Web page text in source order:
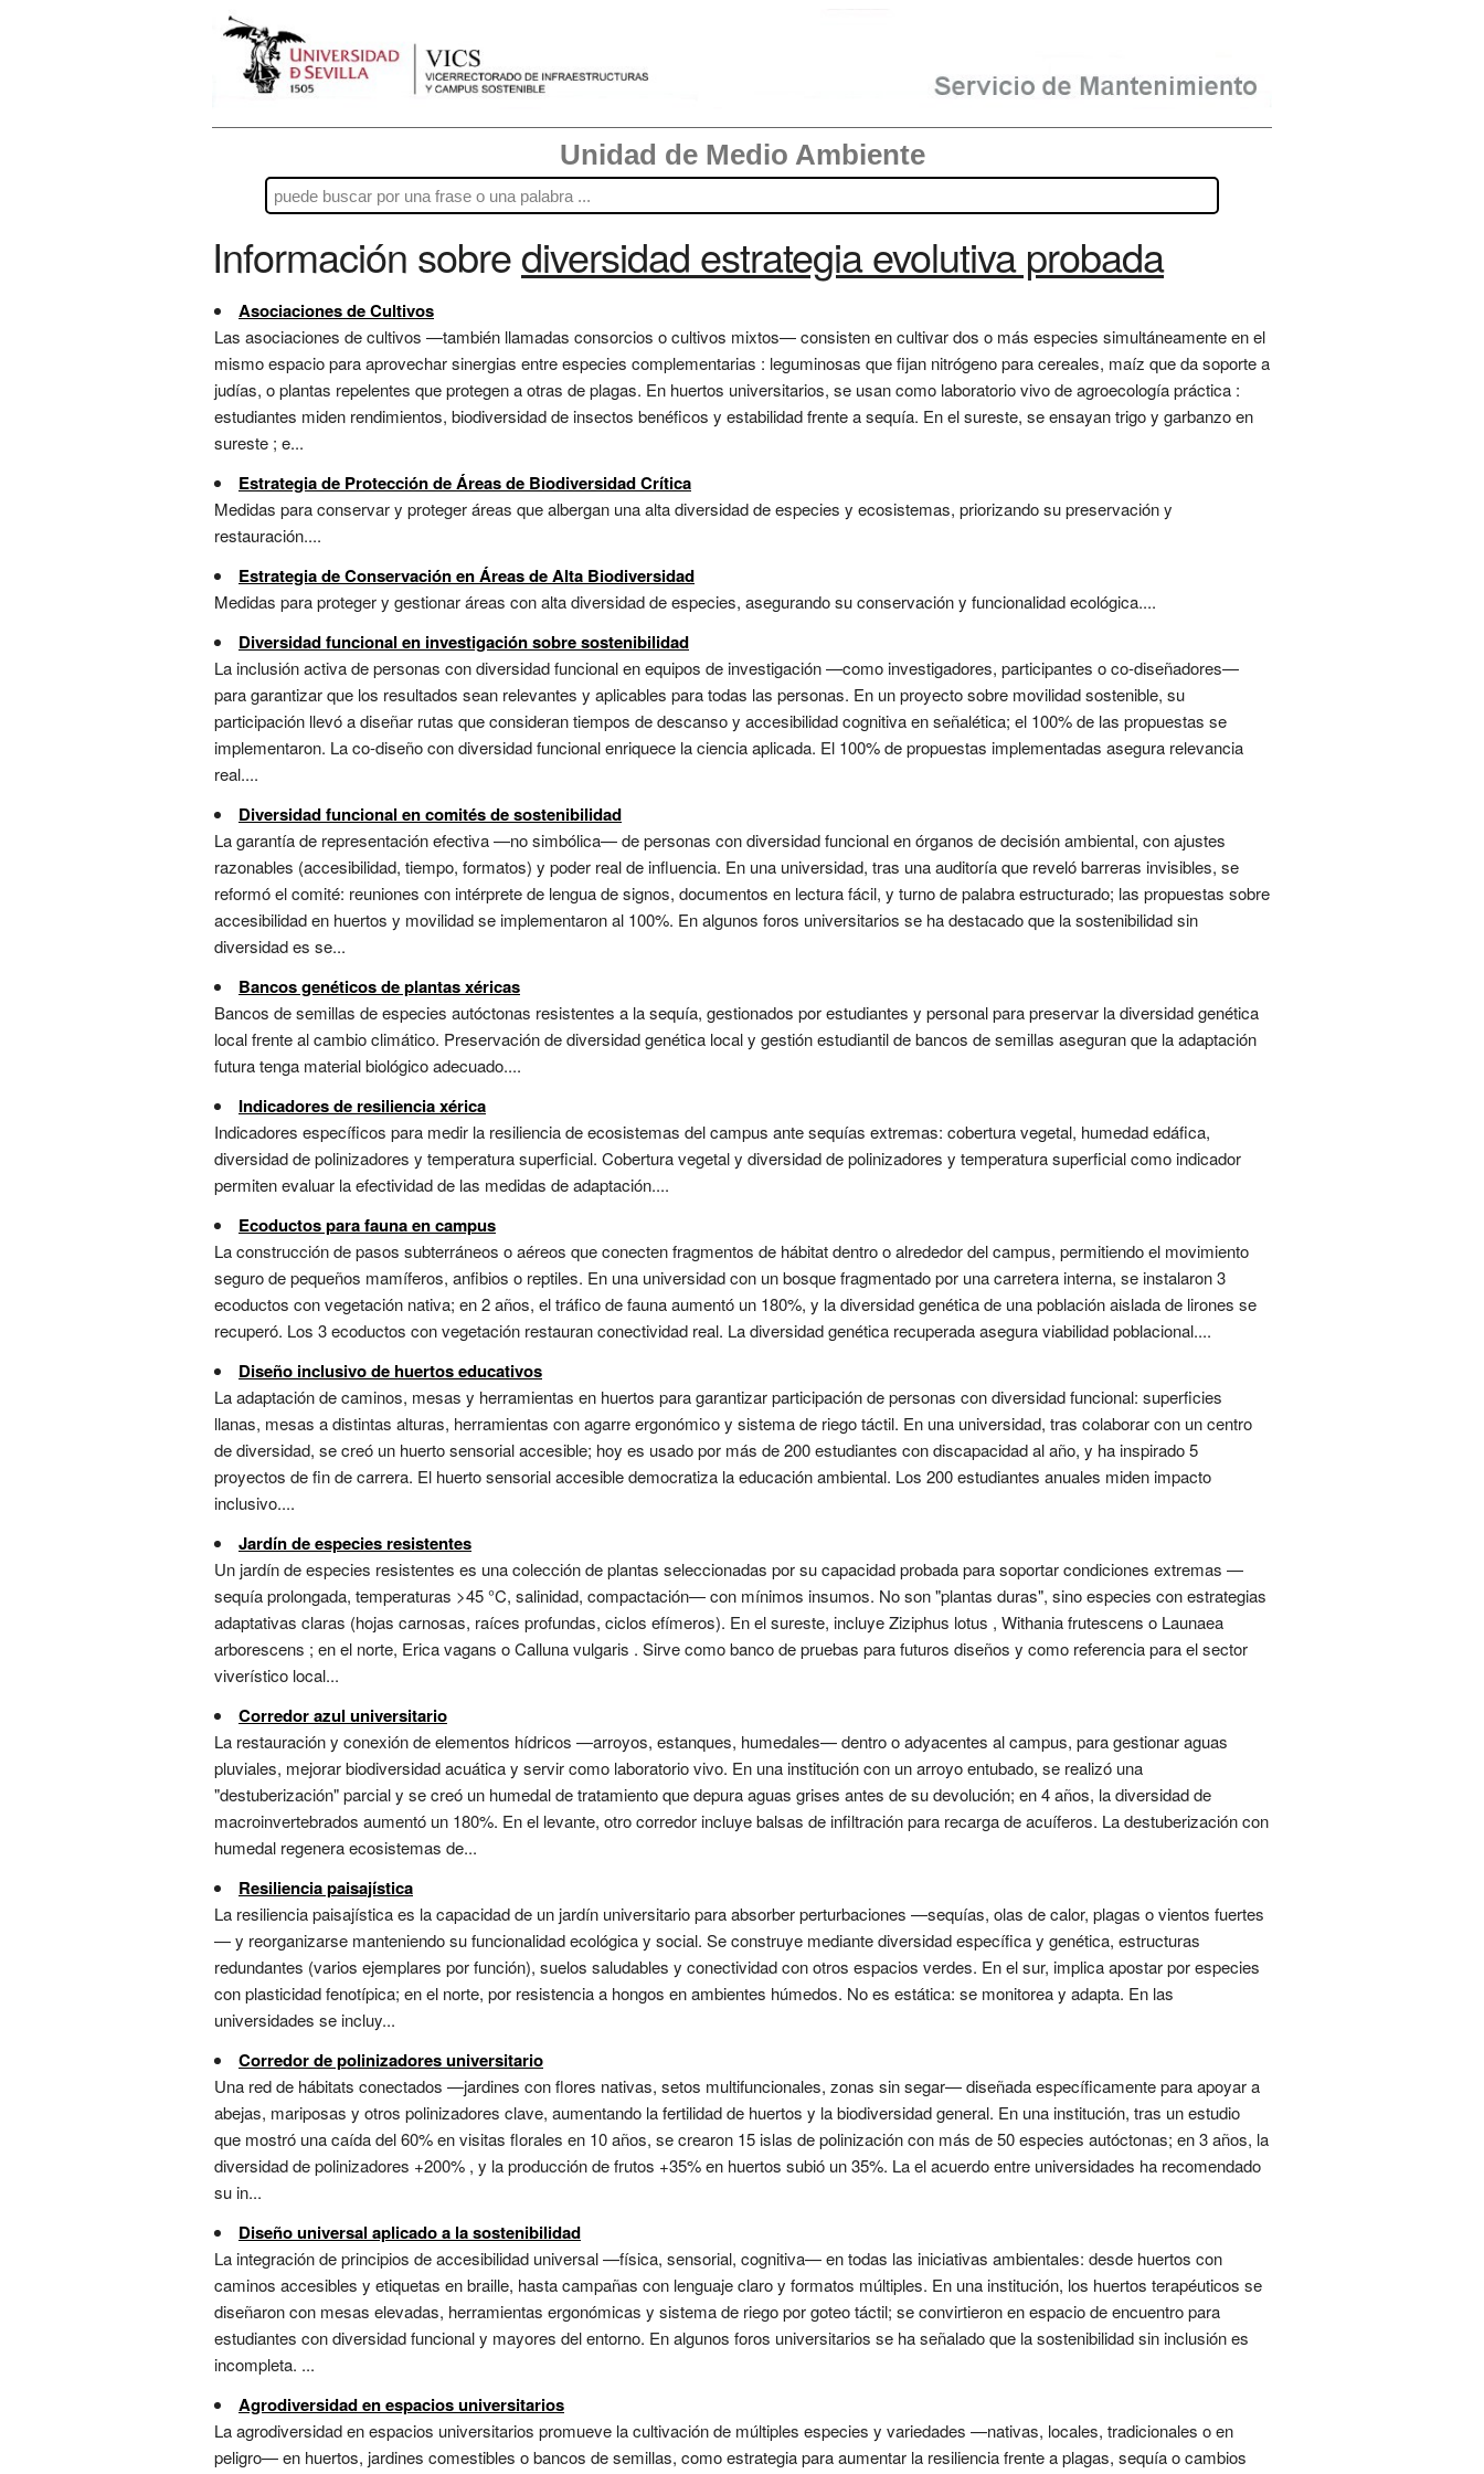
Unidad de Medio Ambiente
Información sobrediversidad estrategia evolutiva probada
Asociaciones de Cultivos
Las asociaciones de cultivos —también llamadas consorcios o cultivos mixtos— consisten en cultivar dos o más especies simultáneamente en el
mismo espacio para aprovechar sinergias entre especies complementarias : leguminosas que fijan nitrógeno para cereales, maíz que da soporte a
judías, o plantas repelentes que protegen a otras de plagas. En huertos universitarios, se usan como laboratorio vivo de agroecología práctica :
estudiantes miden rendimientos, biodiversidad de insectos benéficos y estabilidad frente a sequía. En el sureste, se ensayan trigo y garbanzo en
sureste ; e...
Estrategia de Protección de Áreas de Biodiversidad Crítica
Medidas para conservar y proteger áreas que albergan una alta diversidad de especies y ecosistemas, priorizando su preservación y
restauración....
Estrategia de Conservación en Áreas de Alta Biodiversidad
Medidas para proteger y gestionar áreas con alta diversidad de especies, asegurando su conservación y funcionalidad ecológica....
Diversidad funcional en investigación sobre sostenibilidad
La inclusión activa de personas con diversidad funcional en equipos de investigación —como investigadores, participantes o co-diseñadores—
para garantizar que los resultados sean relevantes y aplicables para todas las personas. En un proyecto sobre movilidad sostenible, su
participación llevó a diseñar rutas que consideran tiempos de descanso y accesibilidad cognitiva en señalética; el 100% de las propuestas se
implementaron. La co-diseño con diversidad funcional enriquece la ciencia aplicada. El 100% de propuestas implementadas asegura relevancia
real....
Diversidad funcional en comités de sostenibilidad
La garantía de representación efectiva —no simbólica— de personas con diversidad funcional en órganos de decisión ambiental, con ajustes
razonables (accesibilidad, tiempo, formatos) y poder real de influencia. En una universidad, tras una auditoría que reveló barreras invisibles, se
reformó el comité: reuniones con intérprete de lengua de signos, documentos en lectura fácil, y turno de palabra estructurado; las propuestas sobre
accesibilidad en huertos y movilidad se implementaron al 100%. En algunos foros universitarios se ha destacado que la sostenibilidad sin
diversidad es se...
Bancos genéticos de plantas xéricas
Bancos de semillas de especies autóctonas resistentes a la sequía, gestionados por estudiantes y personal para preservar la diversidad genética
local frente al cambio climático. Preservación de diversidad genética local y gestión estudiantil de bancos de semillas aseguran que la adaptación
futura tenga material biológico adecuado....
Indicadores de resiliencia xérica
Indicadores específicos para medir la resiliencia de ecosistemas del campus ante sequías extremas: cobertura vegetal, humedad edáfica,
diversidad de polinizadores y temperatura superficial. Cobertura vegetal y diversidad de polinizadores y temperatura superficial como indicador
permiten evaluar la efectividad de las medidas de adaptación....
Ecoductos para fauna en campus
La construcción de pasos subterráneos o aéreos que conecten fragmentos de hábitat dentro o alrededor del campus, permitiendo el movimiento
seguro de pequeños mamíferos, anfibios o reptiles. En una universidad con un bosque fragmentado por una carretera interna, se instalaron 3
ecoductos con vegetación nativa; en 2 años, el tráfico de fauna aumentó un 180%, y la diversidad genética de una población aislada de lirones se
recuperó. Los 3 ecoductos con vegetación restauran conectividad real. La diversidad genética recuperada asegura viabilidad poblacional....
Diseño inclusivo de huertos educativos
La adaptación de caminos, mesas y herramientas en huertos para garantizar participación de personas con diversidad funcional: superficies
llanas, mesas a distintas alturas, herramientas con agarre ergonómico y sistema de riego táctil. En una universidad, tras colaborar con un centro
de diversidad, se creó un huerto sensorial accesible; hoy es usado por más de 200 estudiantes con discapacidad al año, y ha inspirado 5
proyectos de fin de carrera. El huerto sensorial accesible democratiza la educación ambiental. Los 200 estudiantes anuales miden impacto
inclusivo....
Jardín de especies resistentes
Un jardín de especies resistentes es una colección de plantas seleccionadas por su capacidad probada para soportar condiciones extremas —
sequía prolongada, temperaturas >45 °C, salinidad, compactación— con mínimos insumos. No son "plantas duras", sino especies con estrategias
adaptativas claras (hojas carnosas, raíces profundas, ciclos efímeros). En el sureste, incluye Ziziphus lotus , Withania frutescens o Launaea
arborescens ; en el norte, Erica vagans o Calluna vulgaris . Sirve como banco de pruebas para futuros diseños y como referencia para el sector
viverístico local...
Corredor azul universitario
La restauración y conexión de elementos hídricos —arroyos, estanques, humedales— dentro o adyacentes al campus, para gestionar aguas
pluviales, mejorar biodiversidad acuática y servir como laboratorio vivo. En una institución con un arroyo entubado, se realizó una
"destuberización" parcial y se creó un humedal de tratamiento que depura aguas grises antes de su devolución; en 4 años, la diversidad de
macroinvertebrados aumentó un 180%. En el levante, otro corredor incluye balsas de infiltración para recarga de acuíferos. La destuberización con
humedal regenera ecosistemas de...
Resiliencia paisajística
La resiliencia paisajística es la capacidad de un jardín universitario para absorber perturbaciones —sequías, olas de calor, plagas o vientos fuertes
— y reorganizarse manteniendo su funcionalidad ecológica y social. Se construye mediante diversidad específica y genética, estructuras
redundantes (varios ejemplares por función), suelos saludables y conectividad con otros espacios verdes. En el sur, implica apostar por especies
con plasticidad fenotípica; en el norte, por resistencia a hongos en ambientes húmedos. No es estática: se monitorea y adapta. En las
universidades se incluy...
Corredor de polinizadores universitario
Una red de hábitats conectados —jardines con flores nativas, setos multifuncionales, zonas sin segar— diseñada específicamente para apoyar a
abejas, mariposas y otros polinizadores clave, aumentando la fertilidad de huertos y la biodiversidad general. En una institución, tras un estudio
que mostró una caída del 60% en visitas florales en 10 años, se crearon 15 islas de polinización con más de 50 especies autóctonas; en 3 años, la
diversidad de polinizadores +200% , y la producción de frutos +35% en huertos subió un 35%. La el acuerdo entre universidades ha recomendado
su in...
Diseño universal aplicado a la sostenibilidad
La integración de principios de accesibilidad universal —física, sensorial, cognitiva— en todas las iniciativas ambientales: desde huertos con
caminos accesibles y etiquetas en braille, hasta campañas con lenguaje claro y formatos múltiples. En una institución, los huertos terapéuticos se
diseñaron con mesas elevadas, herramientas ergonómicas y sistema de riego por goteo táctil; se convirtieron en espacio de encuentro para
estudiantes con diversidad funcional y mayores del entorno. En algunos foros universitarios se ha señalado que la sostenibilidad sin inclusión es
incompleta. ...
Agrodiversidad en espacios universitarios
La agrodiversidad en espacios universitarios promueve la cultivación de múltiples especies y variedades —nativas, locales, tradicionales o en
peligro— en huertos, jardines comestibles o bancos de semillas, como estrategia para aumentar la resiliencia frente a plagas, sequía o cambios